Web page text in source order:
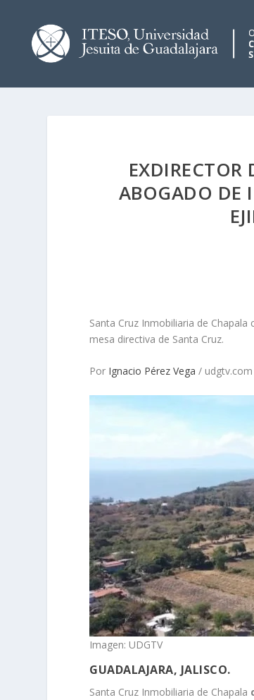
ABOGADO DE
Santa Cruz Inmobiliaria de
mesa directiva de Santa Cruz.
Por Ignacio Pérez Vega /
Imagen: UDGTV
GUADALAJARA, JALISCO.
Santa Cruz Inmobiliaria de Chapala